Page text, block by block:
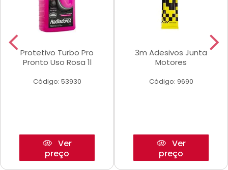
Protetivo Turbo Pro
Pronto Uso Rosa 1l
Código: 53930
Ver
preço
3m Adesivos Junta
Motores
Código: 9690
Ver
preço